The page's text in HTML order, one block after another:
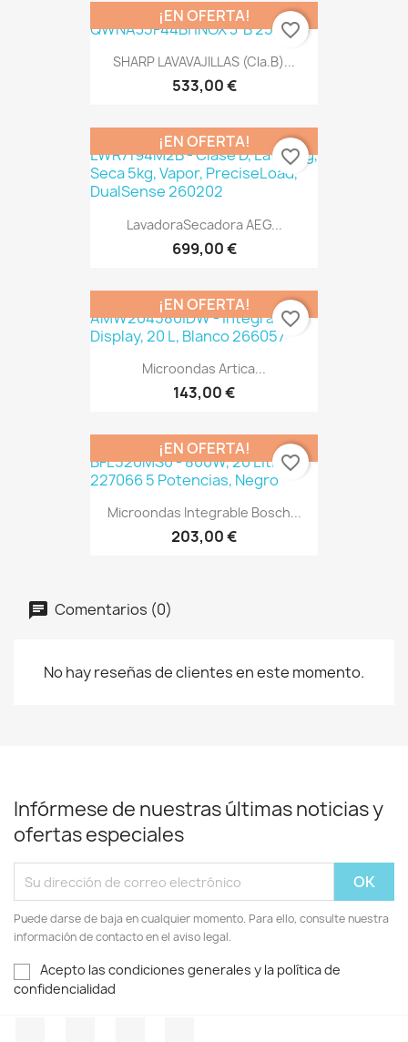
SHARP LAVAVAJILLAS (Cla.B)...
533,00 €
¡EN OFERTA!
favorite_border
LavadoraSecadora AEG...
699,00 €
¡EN OFERTA!
favorite_border
Microondas Artica...
143,00 €
¡EN OFERTA!
favorite_border
Microondas Integrable Bosch...
203,00 €
¡EN OFERTA!
favorite_border
Comentarios (0)
No hay reseñas de clientes en este momento.
Infórmese de nuestras últimas noticias y
ofertas especiales
Puede darse de baja en cualquier momento. Para ello, consulte nuestra
información de contacto en el aviso legal.
Acepto las condiciones generales y la política de
confidencialidad